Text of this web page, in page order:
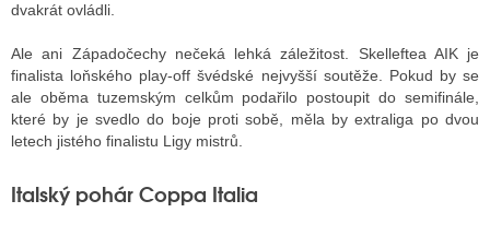
STÁT BLOGEREM
BLOGERA
dvakrát ovládli.
Ale ani Západočechy nečeká lehká záležitost. Skelleftea AIK je
finalista loňského play-off švédské nejvyšší soutěže. Pokud by se
ale oběma tuzemským celkům podařilo postoupit do semifinále,
které by je svedlo do boje proti sobě, měla by extraliga po dvou
letech jistého finalistu Ligy mistrů.
Italský pohár Coppa Italia